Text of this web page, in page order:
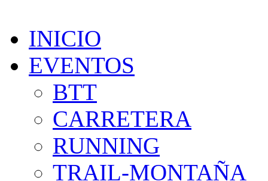
INICIO
EVENTOS
BTT
CARRETERA
RUNNING
TRAIL-MONTAÑA